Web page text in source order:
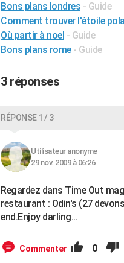
Bons plans londres - Guide
Comment trouver l'étoile
Où partir à noel - Guide
Bons plans rome - Guide
3 réponses
RÉPONSE 1 / 3
Utilisateur anonyme
29 nov. 2009 à 06:26
Regardez dans Time Out
restaurant : Odin's (27
end.Enjoy darling...
Commenter 0